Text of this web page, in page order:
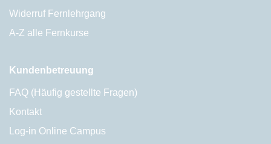
Widerruf Fernlehrgang
A-Z alle Fernkurse
Kundenbetreuung
FAQ (Häufig gestellte Fragen)
Kontakt
Log-in Online Campus